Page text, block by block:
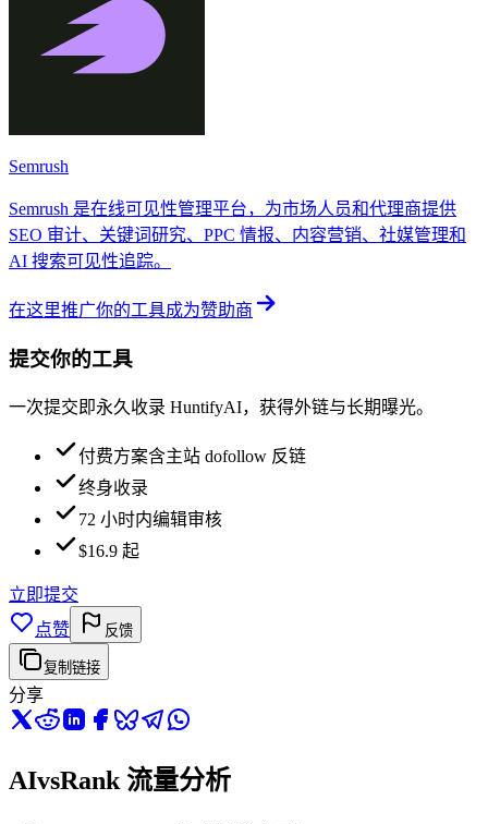
Semrush
Semrush 是在线可见性管理平台，为市场人员和代理商提供
SEO 审计、关键词研究、PPC 情报、内容营销、社媒管理和
AI 搜索可见性追踪。
在这里推广你的工具成为赞助商
提交你的工具
一次提交即永久收录 HuntifyAI，获得外链与长期曝光。
付费方案含主站 dofollow 反链
终身收录
72 小时内编辑审核
$16.9 起
立即提交
点赞
反馈
复制链接
分享
AIvsRank 流量分析